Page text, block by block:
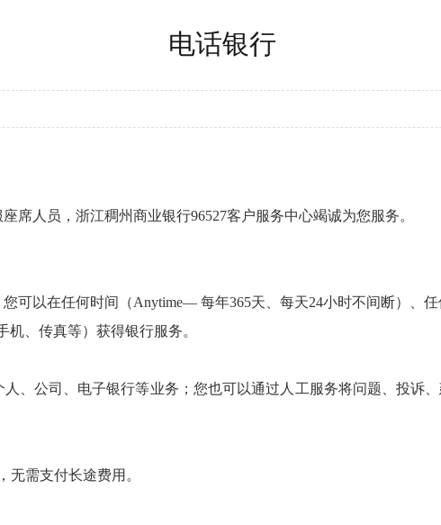
电话银行
人员，浙江稠州商业银行96527客户服务中心竭诚为您服务。
以在任何时间（Anytime— 每年365天、每天24小时不间断）、
、传真等）获得银行服务。
公司、电子银行等业务；您也可以通过人工服务将问题、投诉
需支付长途费用。